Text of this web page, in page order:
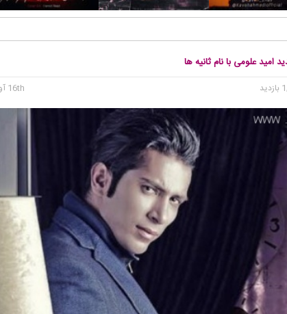
امید علومی با نام ثانیه ها
16th آوریل 2015